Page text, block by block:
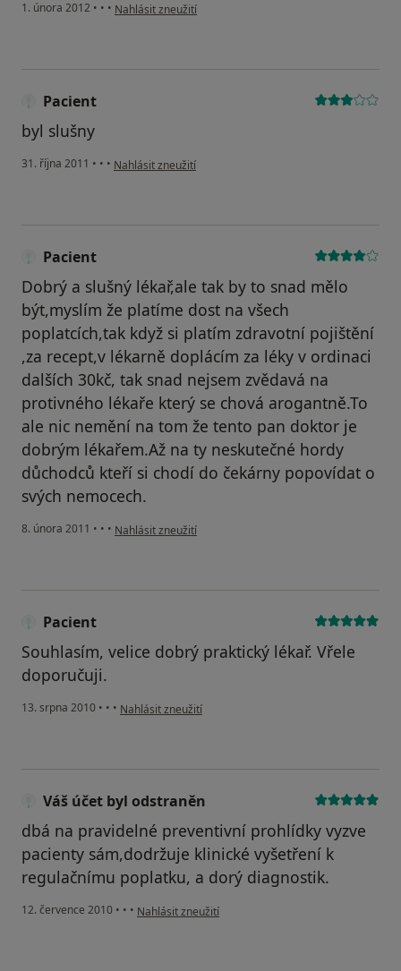
1. února 2012 • • • podle názoru uživatele NMnM
Nahlásit zneužití
Pacient
byl slušny
31. října 2011 • • • podle názoru uživatele Pacient
Nahlásit zneužití
Pacient
Dobrý a slušný lékař,ale tak by to snad mělo
být,myslím že platíme dost na všech
poplatcích,tak když si platím zdravotní pojištění
,za recept,v lékarně doplácím za léky v ordinaci
dalších 30kč, tak snad nejsem zvědavá na
protivného lékaře který se chová arogantně.To
ale nic nemění na tom že tento pan doktor je
dobrým lékařem.Až na ty neskutečné hordy
důchodců kteří si chodí do čekárny popovídat o
svých nemocech.
8. února 2011 • • • podle názoru uživatele Pacient
Nahlásit zneužití
Pacient
Souhlasím, velice dobrý praktický lékař. Vřele
doporučuji.
13. srpna 2010 • • • podle názoru uživatele Pacient
Nahlásit zneužití
Váš účet byl odstraněn
dbá na pravidelné preventivní prohlídky vyzve
pacienty sám,dodržuje klinické vyšetření k
regulačnímu poplatku, a dorý diagnostik.
12. července 2010 • • • podle názoru uživatele Váš účet byl odstraněn
Nahlásit zneužití